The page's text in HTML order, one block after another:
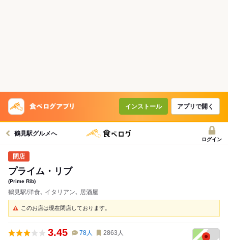
インストール アプリで開く
鶴見駅グルメへ
ログイン
プライム・リブ
(Prime Rib)
鶴見駅/洋食､ イタリアン､ 居酒屋
このお店は現在閉店しております。
3.45 78人 2863 人